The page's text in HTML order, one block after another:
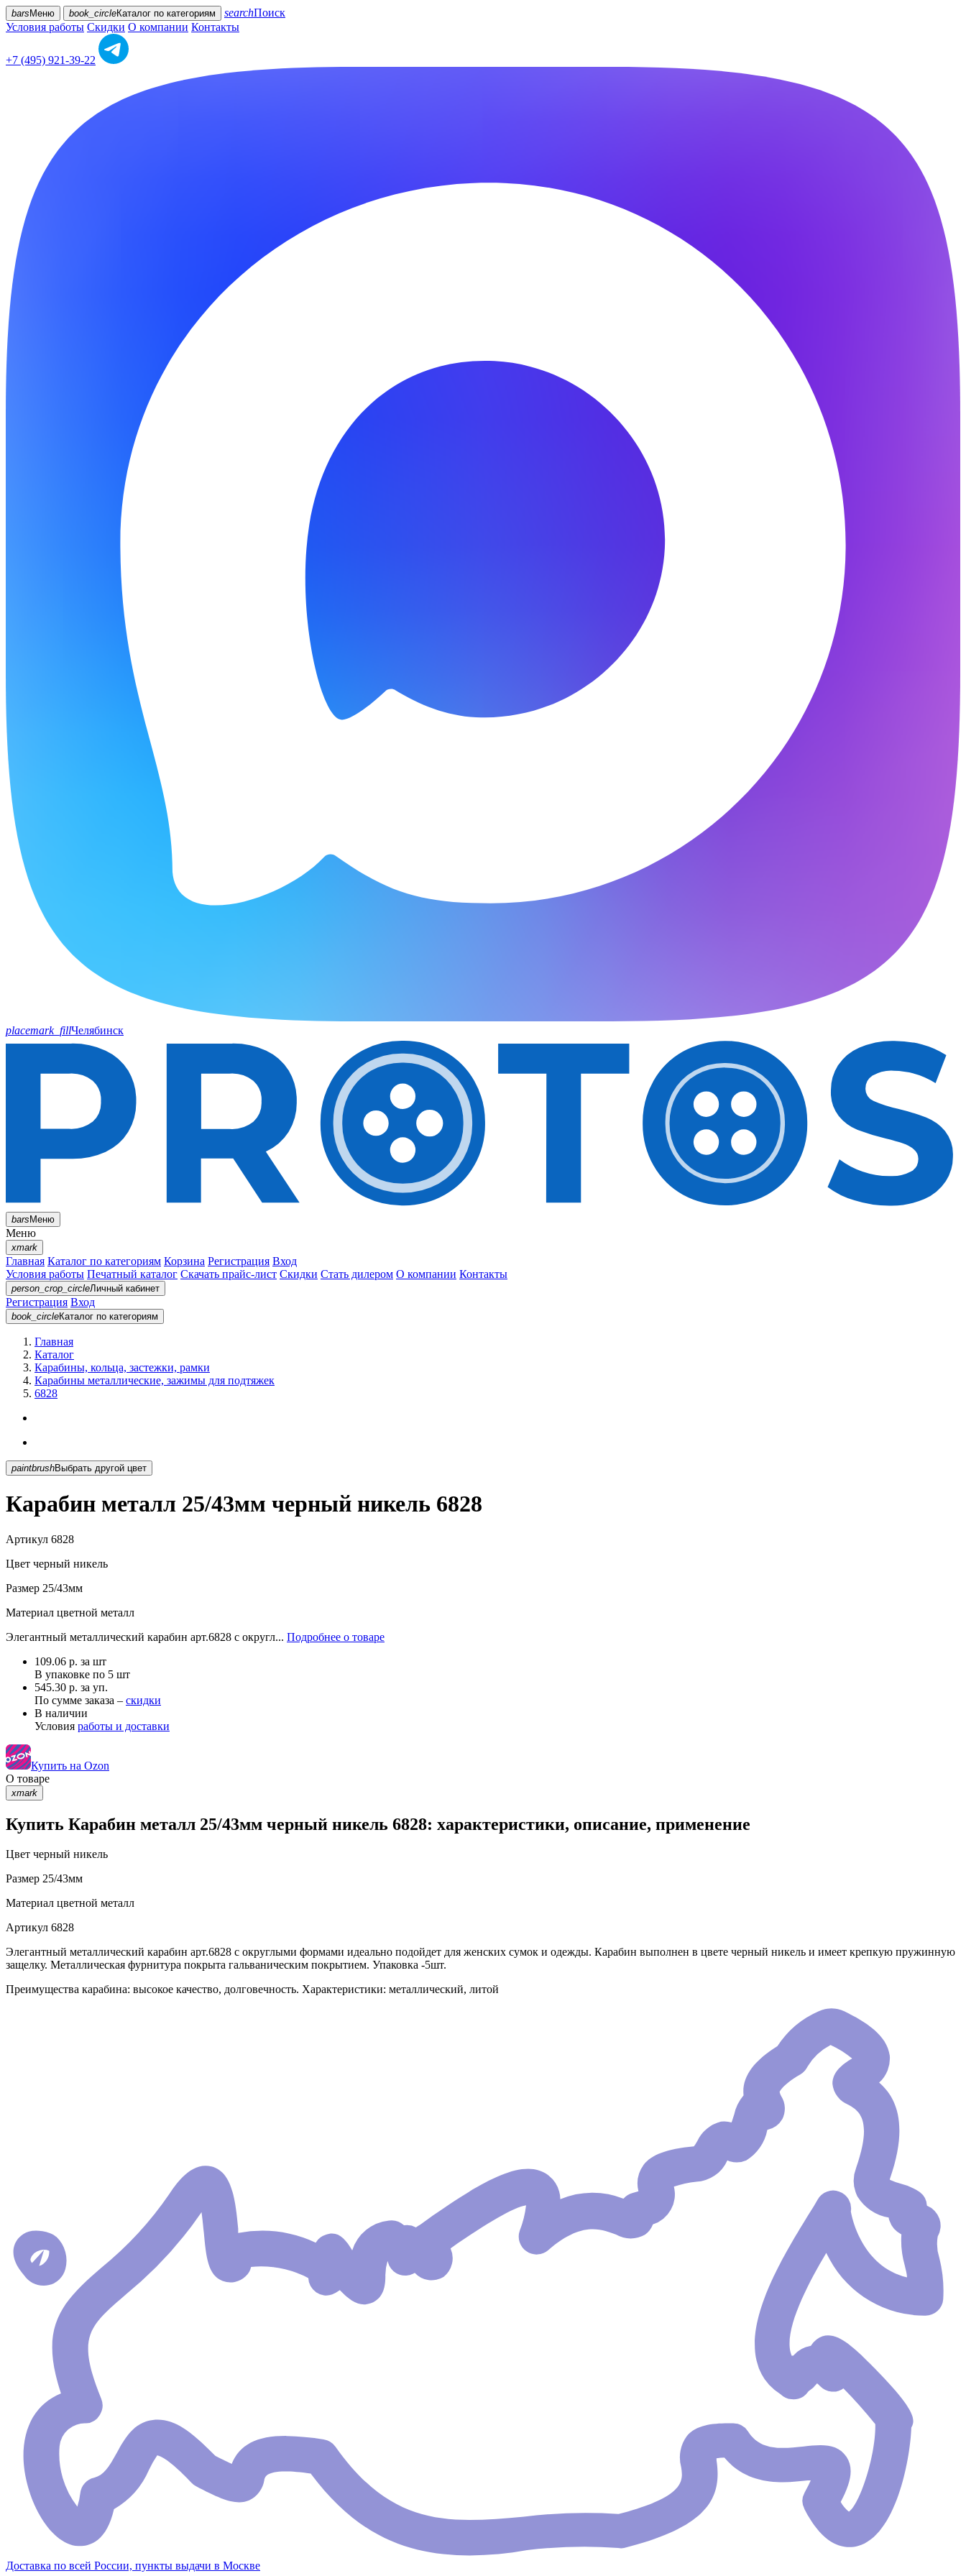
bars Меню book_circleКаталог по категориям searchПоиск
Условия работы Скидки О компании Контакты
+7 (495) 921-39-22
placemark_fillЧелябинск
barsМеню
Меню
xmark
Главная Каталог по категориям Корзина Регистрация Вход
Условия работы Печатный каталог Скачать прайс-лист Скидки Стать дилером О компании Контакты
person_crop_circleЛичный кабинет
Регистрация Вход
book_circleКаталог по категориям
Главная
Каталог
Карабины, кольца, застежки, рамки
Карабины металлические, зажимы для подтяжек
6828
paintbrush Выбрать другой цвет
Карабин металл 25/43мм черный никель 6828
Артикул 6828
Цвет черный никель
Размер 25/43мм
Материал цветной металл
Элегантный металлический карабин арт.6828 с округл... Подробнее о товаре
109.06 р. за шт
В упаковке по 5 шт
545.30 р. за уп.
По сумме заказа – скидки
В наличии
Условия работы и доставки
Купить на Ozon
О товаре
xmark
Купить Карабин металл 25/43мм черный никель 6828: характеристики, описание, применение
Цвет черный никель
Размер 25/43мм
Материал цветной металл
Артикул 6828
Элегантный металлический карабин арт.6828 с округлыми формами идеально подойдет для женских сумок и одежды. Карабин выполнен в цвете черный никель и имеет крепкую пружинную
защелку. Металлическая фурнитура покрыта гальваническим покрытием. Упаковка -5шт.
Преимущества карабина: высокое качество, долговечность. Характеристики: металлический, литой
Доставка по всей России, пункты выдачи в Москве